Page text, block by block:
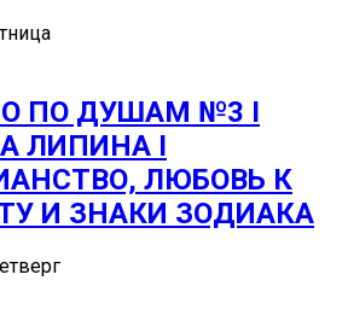
ПО ДУШАМ №3 I
ЛИПИНА I
ЛЮБОВЬ К
И ЗНАКИ ЗОДИАКА